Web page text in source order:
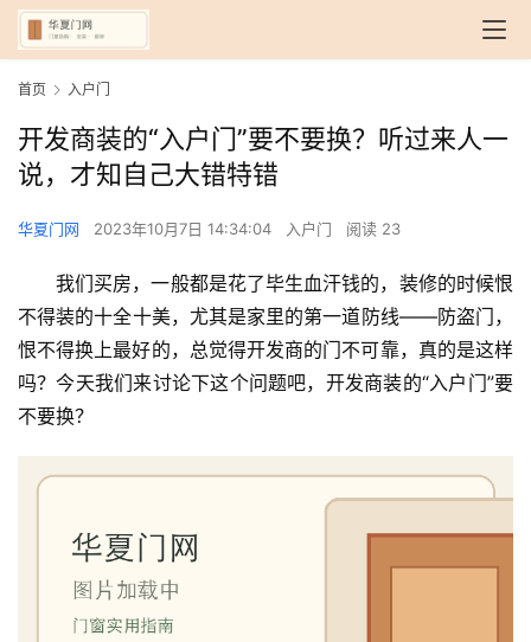
首页 入户门
开发商装的“入户门”要不要换？听过来人一
说，才知自己大错特错
华夏门网 2023年10月7日 14:34:04 入户门 阅读 23
我们买房，一般都是花了毕生血汗钱的，装修的时候恨
不得装的十全十美，尤其是家里的第一道防线——防盗门，
恨不得换上最好的，总觉得开发商的门不可靠，真的是这样
吗？今天我们来讨论下这个问题吧，开发商装的“入户门”要
不要换？